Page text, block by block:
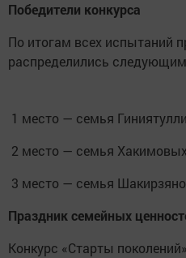
Победители конкурса
По итогам всех испытаний
распределились
1 место — семья
2 место — семья
3 место — семья
Праздник семейных
Конкурс «Старты